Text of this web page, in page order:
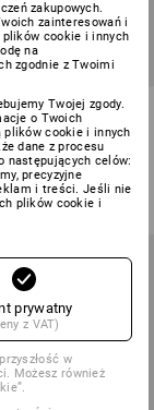
do pasa
sztuki
zakupowych.
zainteresowań i
plików cookie i innych
na
zgodnie z Twoimi
Twojej zgody.
o Twoich
cookie i innych
dane z procesu
następujących celów:
precyzyjne
i treści. Jeśli nie
plików cookie i
prywatny
z VAT)
w
Możesz również